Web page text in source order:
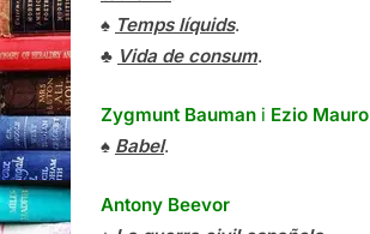
♠ Temps líquids.
♣ Vida de consum.
Zygmunt Bauman i Ezio Mauro
♠ Babel.
Antony Beevor